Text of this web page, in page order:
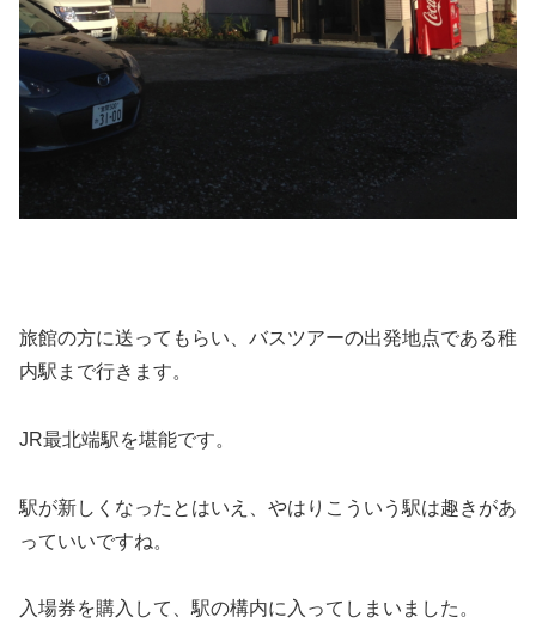
旅館の方に送ってもらい、バスツアーの出発地点である稚
内駅まで行きます。
JR最北端駅を堪能です。
駅が新しくなったとはいえ、やはりこういう駅は趣きがあ
っていいですね。
入場券を購入して、駅の構内に入ってしまいました。